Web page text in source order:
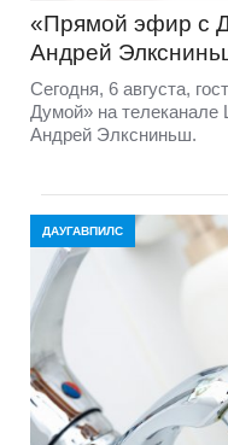
«Прямой эфир с
Андрей
Сегодня, 6 августа,
Думой» на телеканале
Андрей Элксниньш.
ДАУГАВПИЛС